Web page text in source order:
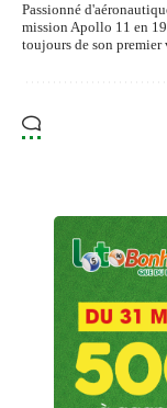
Passionné
mission Apollo 11 en
toujours de son premier